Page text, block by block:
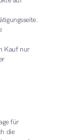
Kauf nur
für
die